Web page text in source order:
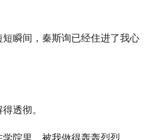
瞬间，秦斯询已经住进了我心
透彻。